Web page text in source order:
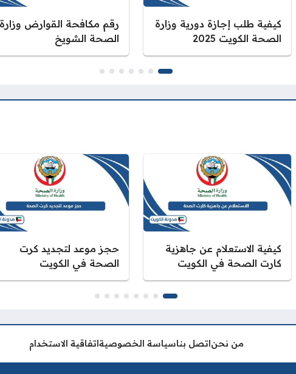
كيفية طلب إجازة دورية وزارة
الصحة الكويت 2025
رقم مكافحة القوارض وزارة
الصحة الشويخ
كيفية الاستعلام عن جاهزية
كارت الصحة في الكويت
حجز موعد لتجديد كرت
الصحة في الكويت
من نحناتصل بناسياسة الخصوصيةاتفاقية الاستخدام